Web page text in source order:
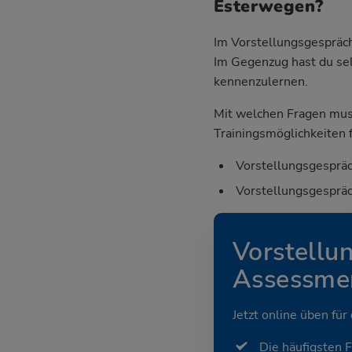
Esterwegen?
Im
Im Gegenzug hast du
kennenzulernen.
Mit welchen Fragen
Trainingsmöglichkeiten
Jetzt online üben für
Die häufigsten